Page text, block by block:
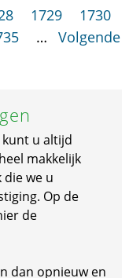
1729
1730
…
Volgende
u altijd
makkelijk
we u
Op de
de
dan opnieuw en